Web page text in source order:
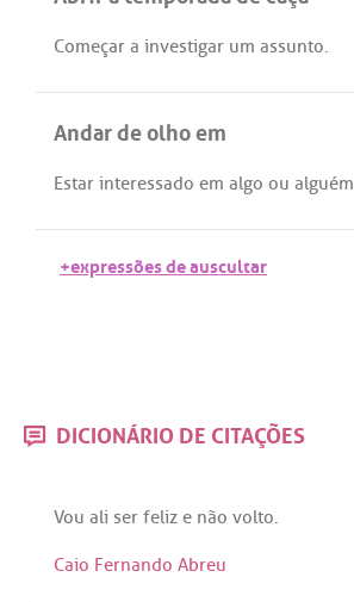
Começar a investigar um assunto.
Andar de olho em
Estar interessado em algo ou alguém
+expressões de auscultar
DICIONÁRIO DE CITAÇÕES
Vou ali ser feliz e não volto.
Caio Fernando Abreu